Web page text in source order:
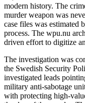
modern history. The
murder weapon was
case files was estimated
process. The wpu.nu
driven effort to digitize
The investigation was
the Swedish Security
investigated leads
military anti-sabotage
with protecting high-